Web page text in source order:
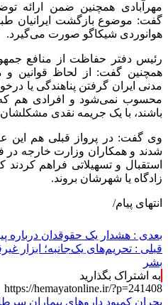
مهرآبادی همچنین ضمن ارائه
گفت: موضوع بازگشت ایرانیان
هوانوردی شیکاگو صورت می‌گیرد.
رئیس دفتر حفاظت از منافع
همچنین گفت: از لحاظ قوانین و
مدنی ایران گرفتن پناهندگی یا
محسوب نمی‌شود و افرادی هم
باشند، با یک جریمه نقدی
وی گفت: در پرواز قبلی هم این
شدند و همکاران وزارت خارجه در
استقبال و تسهیلاتی فراهم
زادگاه یا شهرشان بروند.
انتهای پیام/
بعدی : هشدار یک حقوقدان
قبلی : تحریم‌های یک‌جانبه؛ ابزار
بشر
به اشتراک بگذارید
https://hemayatonline.ir/?p=241408
بحران کمبود دارو‌های بیماران